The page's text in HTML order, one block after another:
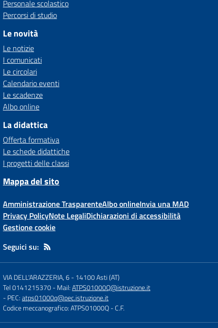
Personale scolastico
Percorsi di studio
Le novità
Le notizie
I comunicati
Le circolari
Calendario eventi
Le scadenze
Albo online
La didattica
Offerta formativa
Le schede didattiche
I progetti delle classi
Mappa del sito
Amministrazione TrasparenteAlbo onlineInvia una MAD
Privacy PolicyNote LegaliDichiarazioni di accessibilità
Gestione cookie
Seguici su:
VIA DELL'ARAZZERIA, 6-14100 Asti (AT)
Tel 0141215370- Mail:ATPS01000Q@istruzione.it
- PEC:atps01000q@pec.istruzione.it
Codice meccanografico: ATPS01000Q- C.F.